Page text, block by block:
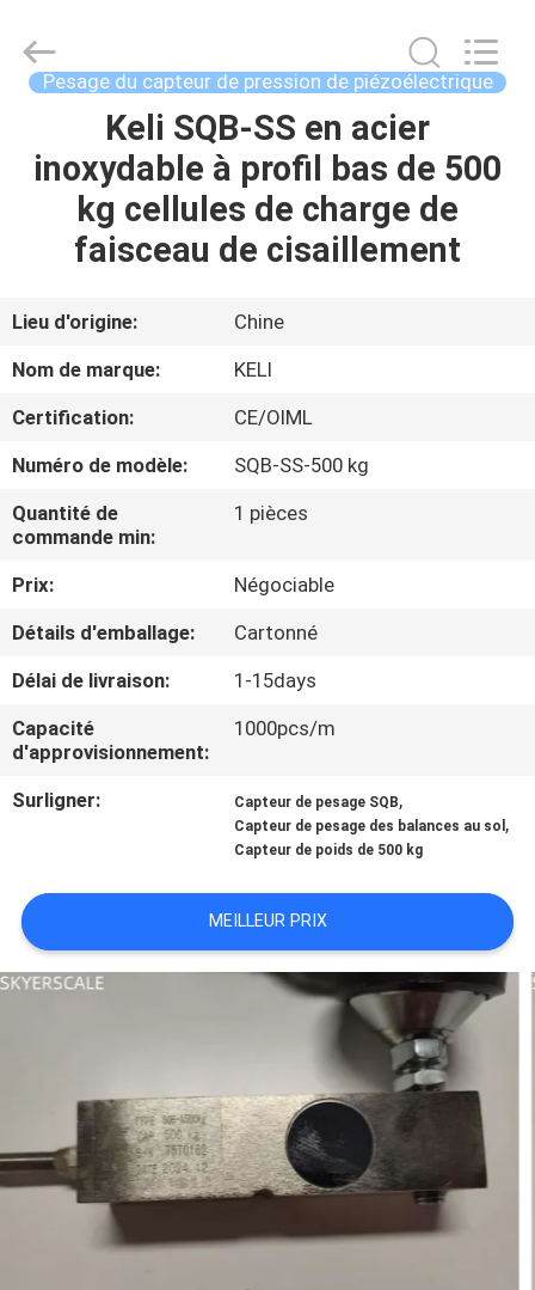
LA
MAISON
VIDÉOS
À
PROPOS
DE
VISITE
DE
L'USINE
CONTRÔLE
QUALITÉ
NOUVELLES
AFFAIRES
DEMANDEZ
UN DEVIS
Co.,Limited.
Rights
Reserved.
Pesage du capteur de pression de piézoélectrique
Keli SQB-SS en acier
inoxydable à profil bas de 500
kg cellules de charge de
faisceau de cisaillement
Lieu d'origine:
Chine
Nom de marque:
KELI
Certification:
CE/OIML
Numéro de modèle:
SQB-SS-500 kg
Quantité de
commande min:
1 pièces
Prix:
Négociable
Détails d'emballage:
Cartonné
Délai de livraison:
1-15days
Capacité
d'approvisionnement:
1000pcs/m
Surligner: Capteur de pesage SQB,
Capteur de pesage des balances au sol ,
Capteur de poids de 500 kg
MEILLEUR PRIX